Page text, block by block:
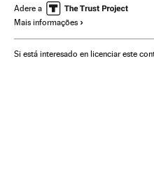
Oriente médio Ásia Política
Adere a
Mais informações
Si está interesado en licenciar este